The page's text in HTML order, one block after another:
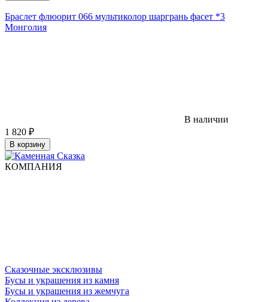
Браслет флюорит 066 мультиколор шаргрань фасет *3
Монголия
В наличии
1 820 ₽
В корзину
КОМПАНИЯ
Сказочные эксклюзивы
Бусы и украшения из камня
Бусы и украшения из жемчуга